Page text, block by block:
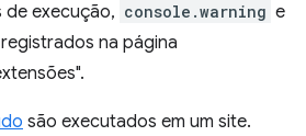
execução, console.warning e
na página
são executados em um site.